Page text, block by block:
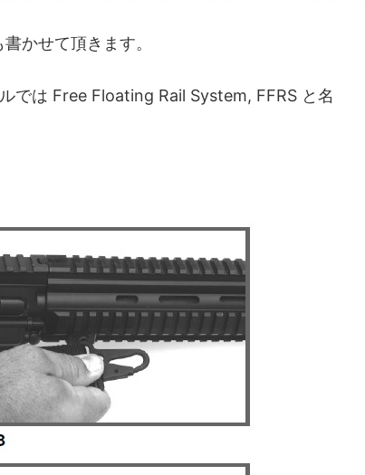
かせて頂きます。
では Free Floating Rail System, FFRS と名